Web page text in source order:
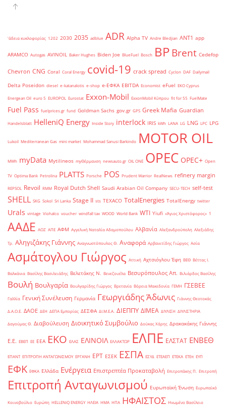
'άδεια κυκλοφορίας 1202 2030 2035 adblue ADR Alpha TV Andre Bledjian ANT1 app
ARAMCO Autogas AVINOIL Baker Hughes Biden Joe BlueFuel Bosch BPBrent Cedefop
Chevron CNG Coral Coral Energy covid-19 crack spread Cyclon DAF Dailymail
Delta Poseidon diesel e-katanalotis e-shop e-ΕΦΚΑ EBITDA Economist eFuel EKO Cyprus
Energean Oil euro 5 EUROPOL Eurostat Exxon-Mobil ExxonMobil Κύπρου fit for 55 FuelMate
Fuel Pass fuelprices.gr fund Goldman Sachs gov.gr GPS Greek Mafia Guardian
Handelsblatt HelleniQ Energy Inside Story interlock IRIS kWh LANA LG LNG LPC LPG
Lukoil Mediterranean Gas mini market Mohammad Sanusi Barkindo MOTOR OIL
MWh myData Mytilineos myΘέρμανση newsauto.gr OIL ONE OPEC OPEC+ Open
TV Optima Bank Petrolina PLATTS Porsche POS Prudent Warrior RealNews refinery margin
REPSOL Revoil RMM Royal Dutch Shell Saudi Arabian Oil Company SECU-TECH self-test
SHELL SKG Sokol Sri Lanka Stage II sts TEXACO TotalEnergies TotalEnergy twitter
Urals vintage Viohalco voucher windfall tax WOOD World Bank WTI Yiufi «Άγιος Χριστόφορος» ΄1
ΑΑΔΕ ΑΟΖ ΑΠΕ ΑΦΜ Αγγελική Ναταλία Αδαμοπούλου Αλβανία Αλεξανδρούπολη Αλεξιάδης
Τρ. Αληγιζάκης Γιάννης Αναγνωστόπουλος Θ. Αναφορά Αρβανιτίδης Γιώργος Ασία
Ασμάτογλου Γιώργος Αττική Αχτσιόγλου Έφη ΒΕΘ Βέττας Ι.
Βαλκάνια Βασίλης Βασιλειάδης Βελετάκης Ν. Βενεζουέλα Βεσυρόπουλος Απ. Βιλιάρδος Βασίλης
Βουλή Βουλγαρία Βουλγαρίδης Γιώργος Βρετανία Βόρεια Μακεδονία ΓΕΜΗ ΓΣΕΒΕΕ
Γαλλία Γενική Συνέλευση Γερμανία Γεωργιάδης Άδωνις Γιάννης Θεοτοκάς
Δ.Α.Ο.Ε. ΔΑΟΕ ΔΕΗ ΔΕΠΑ Εμπορίας ΔΕΣΦΑ ΔΙ.Μ.Ε.Α. ΔΙΕΠΠΥ ΔΙΜΕΑ ΔΙΥΛΙΣΗ ΔΙΥΛΙΣΤΗΡΙΑ
Δαγούμας Θ. Διαβούλευση Διοικητικό Συμβούλιο Δούκας Χάρης Δρακακάκης Γιάννης
Ε.Ε. ΕΒΕΠ ΕΕ ΕΕΑ ΕΚΟ ΕΛΑΣ ΕΛΙΝΟΙΛ ΕΛΛΑΚΤΩΡ ΕΛΠΕ ΕΛΣΤΑΤ ΕΝΒΕΘ
ΕΠΑΝΤ ΕΠΙΤΡΟΠΗ ΑΝΤΑΓΩΝΙΣΜΟΥ ΕΡΓΑΝΗ ΕΡΤ ΕΣΕΚ ΕΣΠΑ ΕΣΥΔ ΕΤΕΑΕΠ ΕΤΕΚΑ ΕΤΕπ ΕΥΠ
ΕΦΚ ΕΦΚΑ Ελλάδα Ενέργεια Επιστρεπτέα Προκαταβολή Επιτροπάκης Π. Επιτροπή
Επιτροπή Ανταγωνισμού Ευρωπαϊκή Ένωση Ευρωπαϊκό
Κοινοβούλιο Ευρώπη ΗELLENiQ ENERGY ΗΛΕΙΑ ΗΜΑ ΗΠΑ ΗΦΑΙΣΤΟΣ Ηνωμένο Βασίλειο